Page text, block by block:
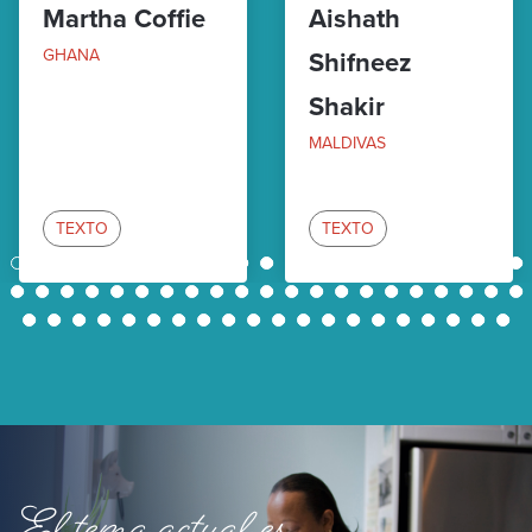
Martha Coffie
GHANA
TEXTO
Aishath
Shifneez
Shakir
MALDIVAS
TEXTO
1 10 11
21
22
23 24 25 26 27 28 29 30 31 32 33 34 35 36 37 38 39 40 41
42
43
44 45 46 47 48 49 50 51 52 53 54 55 56 57 58 59 60 61 62